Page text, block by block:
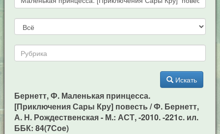
Искать
Бернетт, Ф. Маленькая принцесса.
[Приключения Сары Кру] повесть / Ф. Бернетт,
А. Н. Рождественская - М.: АСТ, -2010. -221c. ил.
ББК: 84(7Сое)